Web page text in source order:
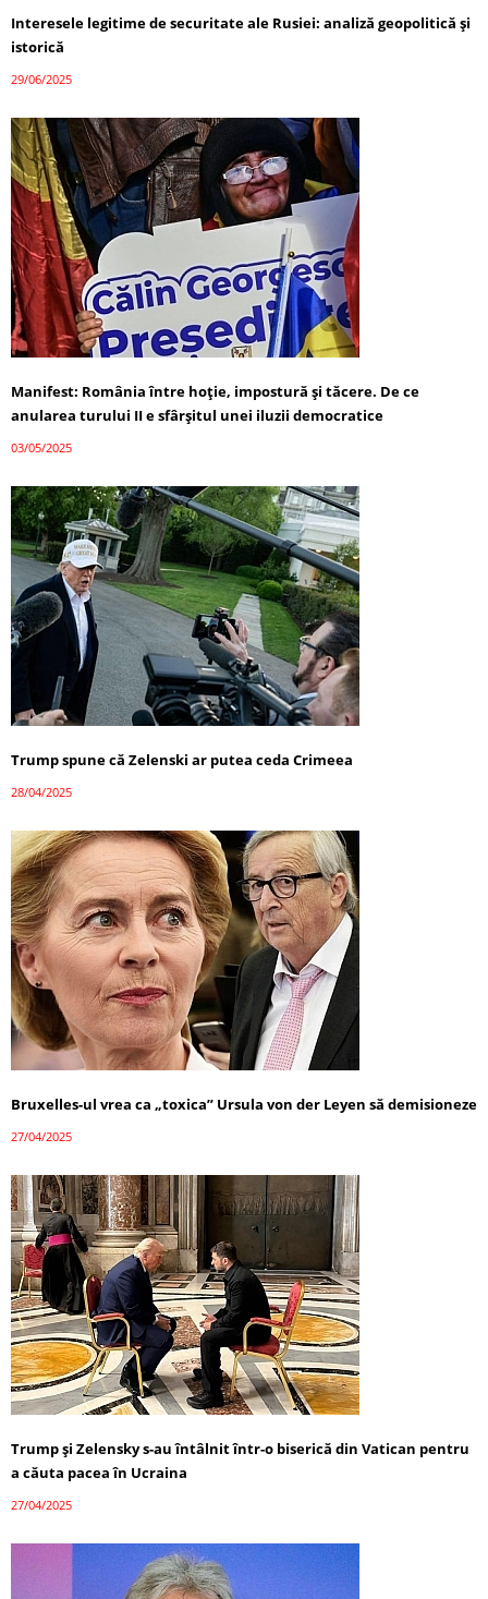
Interesele legitime de securitate ale Rusiei: analiză geopolitică și
istorică
29/06/2025
Manifest: România între hoție, impostură și tăcere. De ce
anularea turului II e sfârșitul unei iluzii democratice
03/05/2025
Trump spune că Zelenski ar putea ceda Crimeea
28/04/2025
Bruxelles-ul vrea ca „toxica” Ursula von der Leyen să demisioneze
27/04/2025
Trump și Zelensky s-au întâlnit într-o biserică din Vatican pentru
a căuta pacea în Ucraina
27/04/2025